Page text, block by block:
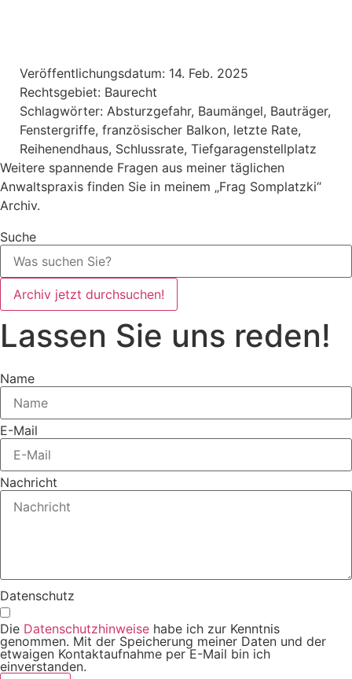
Veröffentlichungsdatum: 14. Feb. 2025
Rechtsgebiet: Baurecht
Schlagwörter: Absturzgefahr, Baumängel, Bauträger,
Fenstergriffe, französischer Balkon, letzte Rate,
Reihenendhaus, Schlussrate, Tiefgaragenstellplatz
Weitere spannende Fragen aus meiner täglichen
Anwaltspraxis finden Sie in meinem „Frag Somplatzki“
Archiv.
Suche
Archiv jetzt durchsuchen!
Lassen Sie uns reden!
Name
E-Mail
Nachricht
Datenschutz
Die Datenschutzhinweise habe ich zur Kenntnis
genommen. Mit der Speicherung meiner Daten und der
etwaigen Kontaktaufnahme per E-Mail bin ich
einverstanden.